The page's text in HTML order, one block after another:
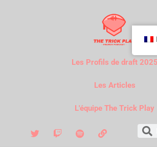
Les Profils de draft 2025
Les Articles
L'équipe The Trick Play